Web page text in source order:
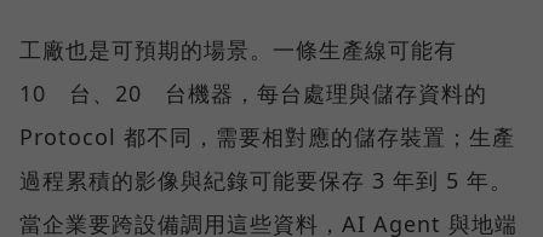
工廠也是可預期的場景。一條生產線可能有
10 台、20 台機器，每台處理與儲存資料的
Protocol 都不同，需要相對應的儲存裝置；生產
過程累積的影像與紀錄可能要保存 3 年到 5 年。
當企業要跨設備調用這些資料，AI Agent 與地端